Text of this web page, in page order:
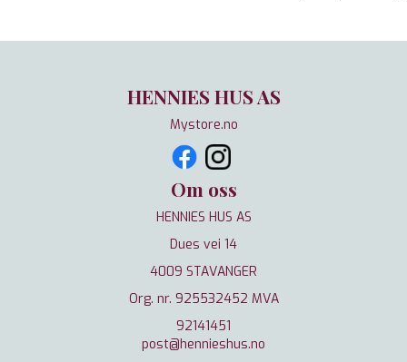
HENNIES HUS AS
Mystore.no
Om oss
HENNIES HUS AS
Dues vei 14
4009 STAVANGER
Org. nr. 925532452 MVA
92141451
post@hennieshus.no